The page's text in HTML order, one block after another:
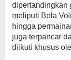
dipertandingkan
meliputi Bola
hingga
juga terpancar
diikuti khusus